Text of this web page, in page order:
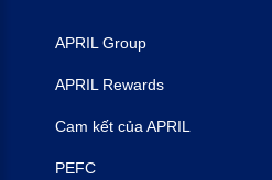
APRIL Group
APRIL Rewards
Cam kết của APRIL
PEFC